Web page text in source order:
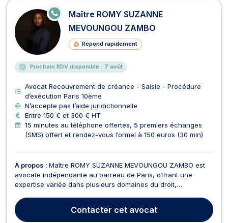
Maître ROMY SUZANNE
MEVOUNGOU ZAMBO
Répond rapidement
E
N
E
Prochain RDV disponible : 7 août
Avocat Recouvrement de créance - Saisie - Procédure
d’exécution Paris 10ème
N’accepte pas l’aide juridictionnelle
Entre 150 € et 300 € HT
15 minutes au téléphone offertes, 5 premiers échanges
(SMS) offert et rendez-vous formel à 150 euros (30 min)
À propos : Maître ROMY SUZANNE MEVOUNGOU ZAMBO est
avocate indépendante au barreau de Paris, offrant une
expertise variée dans plusieurs domaines du droit,
des Étrangers, Droit des Contrats, Droit pénal, Divorce, Droit
de la consommation, Droit Civil, et Droit Économique. En...
Contacter cet avocat